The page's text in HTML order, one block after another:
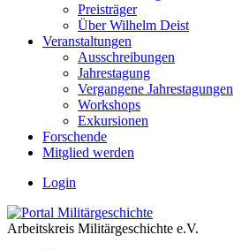
Preisträger
Über Wilhelm Deist
Veranstaltungen
Ausschreibungen
Jahrestagung
Vergangene Jahrestagungen
Workshops
Exkursionen
Forschende
Mitglied werden
Login
Arbeitskreis Militärgeschichte e.V.